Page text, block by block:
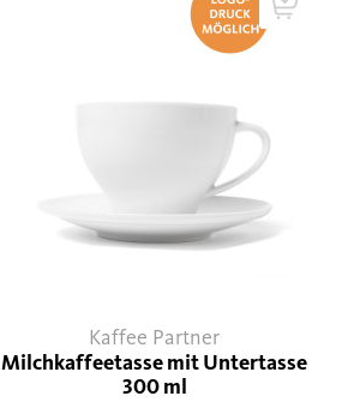
Kaffee Partner
Milchkaffeetasse mit Untertasse
300 ml